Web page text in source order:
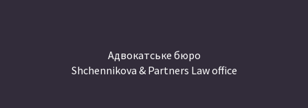
Адвокатське бюро
Shchennikova & Partners Law office